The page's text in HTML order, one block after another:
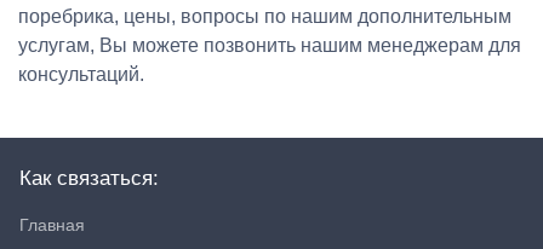
поребрика, цены, вопросы по нашим дополнительным
услугам, Вы можете позвонить нашим менеджерам для
консультаций.
Как связаться:
Главная